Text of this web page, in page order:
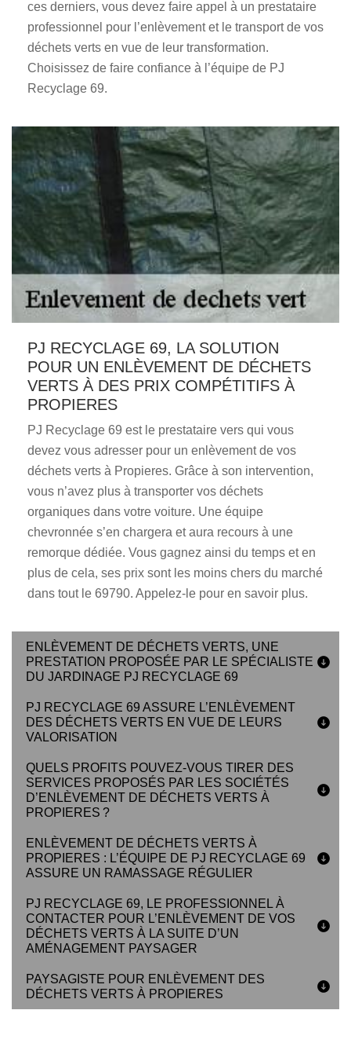
ces derniers, vous devez faire appel à un prestataire
professionnel pour l’enlèvement et le transport de vos
déchets verts en vue de leur transformation.
Choisissez de faire confiance à l’équipe de PJ
Recyclage 69.
PJ RECYCLAGE 69, LA SOLUTION
POUR UN ENLÈVEMENT DE DÉCHETS
VERTS À DES PRIX COMPÉTITIFS À
PROPIERES
PJ Recyclage 69 est le prestataire vers qui vous
devez vous adresser pour un enlèvement de vos
déchets verts à Propieres. Grâce à son intervention,
vous n’avez plus à transporter vos déchets
organiques dans votre voiture. Une équipe
chevronnée s’en chargera et aura recours à une
remorque dédiée. Vous gagnez ainsi du temps et en
plus de cela, ses prix sont les moins chers du marché
dans tout le 69790. Appelez-le pour en savoir plus.
ENLÈVEMENT DE DÉCHETS VERTS, UNE
PRESTATION PROPOSÉE PAR LE SPÉCIALISTE
DU JARDINAGE PJ RECYCLAGE 69
PJ RECYCLAGE 69 ASSURE L’ENLÈVEMENT
DES DÉCHETS VERTS EN VUE DE LEURS
VALORISATION
QUELS PROFITS POUVEZ-VOUS TIRER DES
SERVICES PROPOSÉS PAR LES SOCIÉTÉS
D’ENLÈVEMENT DE DÉCHETS VERTS À
PROPIERES ?
ENLÈVEMENT DE DÉCHETS VERTS À
PROPIERES : L’ÉQUIPE DE PJ RECYCLAGE 69
ASSURE UN RAMASSAGE RÉGULIER
PJ RECYCLAGE 69, LE PROFESSIONNEL À
CONTACTER POUR L’ENLÈVEMENT DE VOS
DÉCHETS VERTS À LA SUITE D’UN
AMÉNAGEMENT PAYSAGER
PAYSAGISTE POUR ENLÈVEMENT DES
DÉCHETS VERTS À PROPIERES